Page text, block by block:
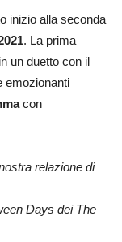
inizio alla seconda
. La prima
un duetto con il
emozionanti
con
relazione di
Days dei The